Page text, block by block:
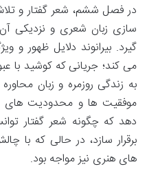
در فصل ششم، شعر گفتار و
سازی زبان شعری و نزدیکی آن
گیرد. بیرانوند دلایل ظهور و
می کند؛ جریانی که کوشید با
به زندگی روزمره و زبان
موفقیت ها و محدودیت های
دهد که چگونه شعر گفتار
برقرار سازد، در حالی که
های هنری نیز مواجه بود.